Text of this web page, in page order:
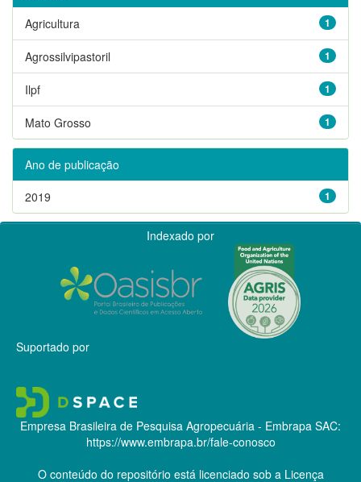
1
Agricultura
1
Agrossilvipastoril
1
Ilpf
1
Mato Grosso
Ano de publicação
1
2019
Indexado por
Suportado por
Empresa Brasileira de Pesquisa Agropecuária - Embrapa SAC:
https://www.embrapa.br/fale-conosco
O conteúdo do repositório está licenciado sob a Licença